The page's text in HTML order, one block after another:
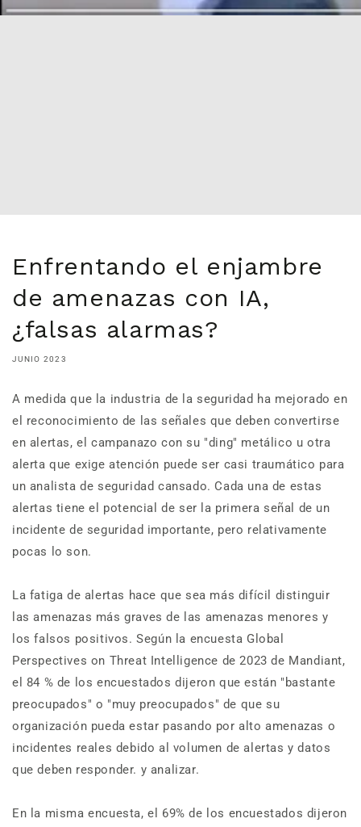
Enfrentando el enjambre
de amenazas con IA,
¿falsas alarmas?
JUNIO 2023
A medida que la industria de la seguridad ha mejorado en
el reconocimiento de las señales que deben convertirse
en alertas, el campanazo con su "ding" metálico u otra
alerta que exige atención puede ser casi traumático para
un analista de seguridad cansado. Cada una de estas
alertas tiene el potencial de ser la primera señal de un
incidente de seguridad importante, pero relativamente
pocas lo son.
La fatiga de alertas hace que sea más difícil distinguir
las amenazas más graves de las amenazas menores y
los falsos positivos. Según la encuesta Global
Perspectives on Threat Intelligence de 2023 de Mandiant,
el 84 % de los encuestados dijeron que están "bastante
preocupados" o "muy preocupados" de que su
organización pueda estar pasando por alto amenazas o
incidentes reales debido al volumen de alertas y datos
que deben responder. y analizar.
En la misma encuesta, el 69% de los encuestados dijeron